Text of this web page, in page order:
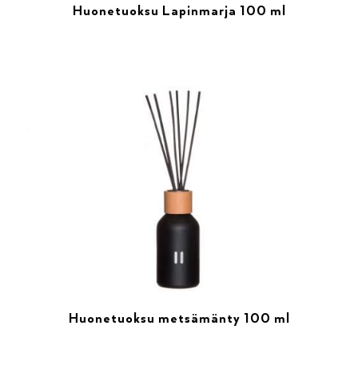
Huonetuoksu Lapinmarja 100 ml
Huonetuoksu metsämänty 100 ml